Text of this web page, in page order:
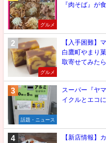
グルメ
『肉そば』が
グルメ
【入手困難】
白鷹町やまり
取寄せてみた
話題・ニュース
スーパー『ヤ
イクルとエコ
【新店情報】